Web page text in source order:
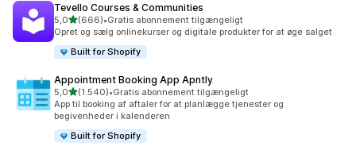
Tevello Courses & Communities
5,0ud af 5 stjerner
(666)
666 anmeldelser i alt
•Gratis abonnement tilgængeligt
Opret og sælg onlinekurser og digitale produkter for at øge salget
Built for Shopify
Appointment Booking App Apntly
5,0ud af 5 stjerner
(1.540)
1540 anmeldelser i alt
•Gratis abonnement tilgængeligt
App til booking af aftaler for at planlægge tjenester og
begivenheder i kalenderen
Built for Shopify